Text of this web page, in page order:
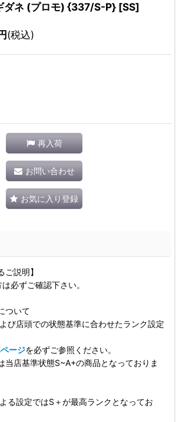
ダネ (プロモ) {337/S-P} [SS]
(税込)
再入荷
お問い合わせ
お気に入り登録
ご説明】
必ずご確認下さい。
ついて
び店頭での状態基準に合わせたランク設定
ージを必ずご参照ください。
当店基準状態S~A+の商品となっておりま
る設定ではS＋が最高ランクとなってお